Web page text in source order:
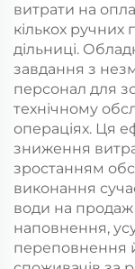
витрати на
кількох ручних
дільниці.
завдання з
персонал для
технічному
операціях. Ця
зниження
зростанням
виконання
води на
наповнення,
переповнення